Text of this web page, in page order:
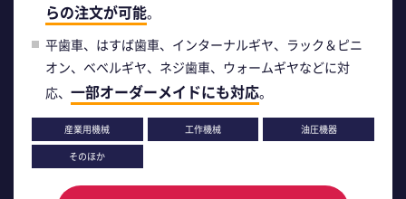
らの注文が可能。
平歯車、はすば歯車、インターナルギヤ、ラック＆ピニ
オン、ベベルギヤ、ネジ歯車、ウォームギヤなどに対
応、 一部オーダーメイドにも対応。
産業用機械 工作機械
油圧機器
そのほか